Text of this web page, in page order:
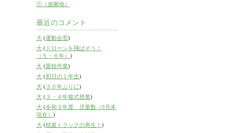
①（遊園地）
最近のコメント
大 (運動会⑥)
大 ( ドローンを飛ばそう！
（５・６年） )
大 (愛校作業)
大 (初日の１年生)
大 ( ３０年ぶりに)
大 ( ３・４年複式授業)
大 (令和３年度 児童数（9月末
現在） )
大 (校庭トラックの再生！ )